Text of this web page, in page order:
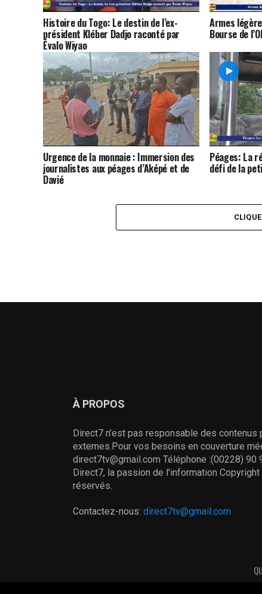
Histoire du Togo: Le destin de l’ex-
président Kléber Dadjo raconté par
Évalo Wiyao
Armes
Bourse de
Urgence de la monnaie : Immersion des
journalistes aux péages d’Aképé et de
Davié
Péages: La
défi de la
À PROPOS
Direct7 n’est pas responsable des
externes.Pour vos besoins en couverture
direct7tv@gmail.com Téléphone :(00228)
Direct7, la passion de l'information
réservés.
Contactez-nous: direct7tv@gmail.com